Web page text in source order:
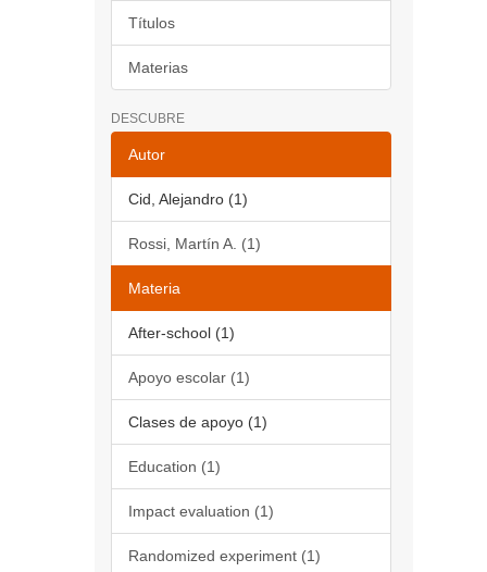
Títulos
Materias
DESCUBRE
Autor
Cid, Alejandro (1)
Rossi, Martín A. (1)
Materia
After-school (1)
Apoyo escolar (1)
Clases de apoyo (1)
Education (1)
Impact evaluation (1)
Randomized experiment (1)